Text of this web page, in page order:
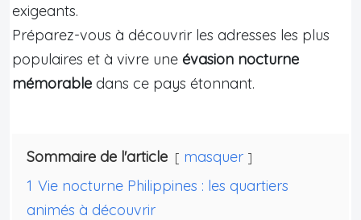
exigeants.
Préparez-vous à découvrir les adresses les plus
populaires et à vivre une évasion nocturne
mémorable dans ce pays étonnant.
Sommaire de l'article
masquer
1 Vie nocturne Philippines : les quartiers
animés à découvrir